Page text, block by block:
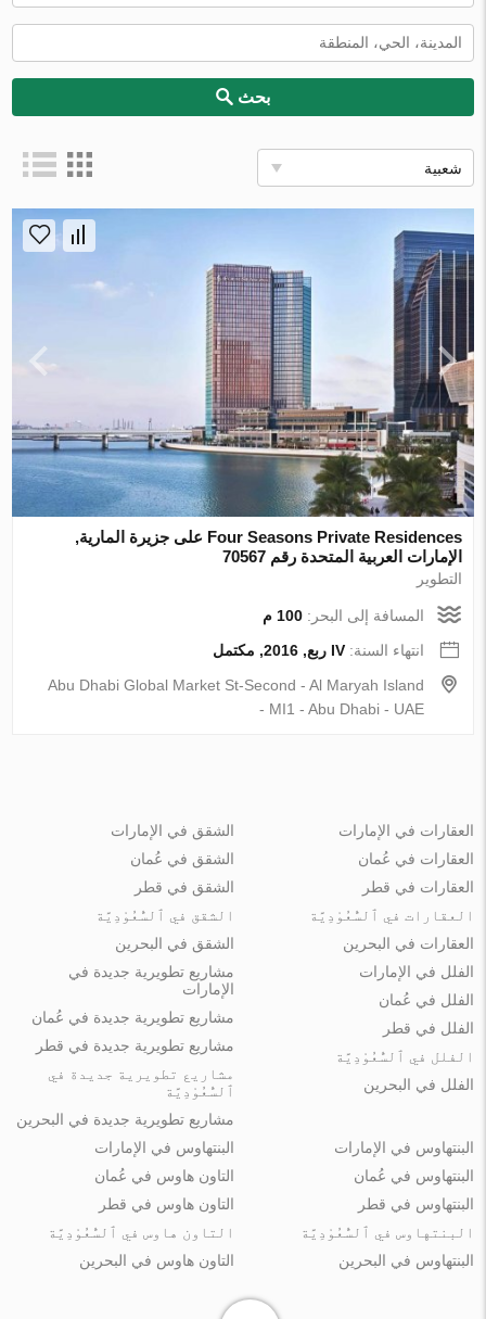
بحث
شعبية
Four Seasons Private Residences على جزيرة المارية,
الإمارات العربية المتحدة رقم 70567
التطوير
المسافة إلى البحر:100 م
انتهاء السنة:IV ربع, 2016, مكتمل
Abu Dhabi Global Market St-Second - Al Maryah Island
- MI1 - Abu Dhabi - UAE
العقارات في الإمارات
العقارات في عُمان
العقارات في قطر
العقارات في ٱلسُّعُوْدِيَّة
العقارات في البحرين
الشقق في الإمارات
الشقق في عُمان
الشقق في قطر
الشقق في ٱلسُّعُوْدِيَّة
الشقق في البحرين
الفلل في الإمارات
الفلل في عُمان
الفلل في قطر
الفلل في ٱلسُّعُوْدِيَّة
الفلل في البحرين
مشاريع تطويرية جديدة في
الإمارات
مشاريع تطويرية جديدة في عُمان
مشاريع تطويرية جديدة في قطر
مشاريع تطويرية جديدة في
ٱلسُّعُوْدِيَّة
مشاريع تطويرية جديدة في البحرين
البنتهاوس في الإمارات
البنتهاوس في عُمان
البنتهاوس في قطر
البنتهاوس في ٱلسُّعُوْدِيَّة
البنتهاوس في البحرين
البنتهاوس في الإمارات
التاون هاوس في عُمان
التاون هاوس في قطر
التاون هاوس في ٱلسُّعُوْدِيَّة
التاون هاوس في البحرين